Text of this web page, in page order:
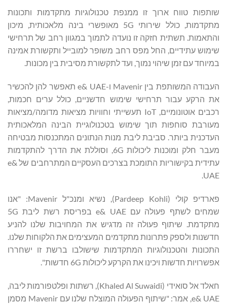
שותפות טווח ארוך זו ממנפת טכנולוגיות מתקדמות ותכונות
מתקדמות, כולל שירותי 5G מאופשרי בינה מלאכותית, מיכון
והתאמות. תשתית חזקה זו נועדה לתמוך במגוון רחב של תרחישי
שימוש עתידיים, החל מפס רחב משופר למובייל ותקשורת אמינה
במיוחד עם זמן שיהוי נמוך, ועד לתקשורת מסיבית בין מכונות.
העבודה המשותפת בין Mavenir ו-e& UAE תאפשר להן להכשיר
את הרקע עבור תרחישי שימוש חדשניים, כולל ערים חכמות,
רכבים אוטונומיים, IoT תעשייתי וחוויות מציאות מדומה/מציאות
מעורבת סוחפות תוך שימוש בטכנולוגיית הבינה המלאכותית
העדכנית ביותר. סביבת ליבת מנות הנתונים המתכנסות מבטיחה
מעבר חלק ומוכנות ליכולות 6G, וסוללת את הדרך להתקדמות
עתידית בקישוריות התומכת בצרכים העסקיים המתרחבים של e&
UAE.
פארדיפ קולי (Pardeep Kohli), נשיא ומנכ"ל Mavenir: "אנו
שמחים לשתף פעולה עם e& UAE בפריסת רשת ליבת 5G
מתקדמת. שיתוף פעולה זה מדגיש את המחויבות שלנו להניע
חדשנות ולספק פתרונות מתקדמים המעצימים את הלקוחות שלנו.
התכונות והטכנולוגיות המתקדמות שישולבו ברשת זו ישחררו
אפשרויות חדשות ויכינו את הקרקע ליכולות 6G חדשות".
חאלד אל סואידי (Khaled Al Suwaidi), רשתות ופלטפורמות ליבה,
e& UAE, אמר: "שיתוף הפעולה המוצלח שלנו עם Mavenir מסמן